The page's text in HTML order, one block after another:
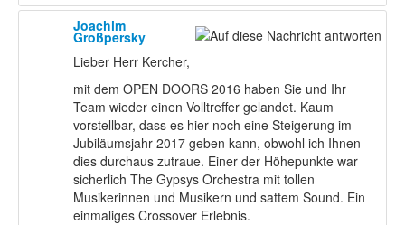
Joachim
Großpersky
Lieber Herr Kercher,
mit dem OPEN DOORS 2016 haben Sie und Ihr
Team wieder einen Volltreffer gelandet. Kaum
vorstellbar, dass es hier noch eine Steigerung im
Jubiläumsjahr 2017 geben kann, obwohl ich Ihnen
dies durchaus zutraue. Einer der Höhepunkte war
sicherlich The Gypsys Orchestra mit tollen
Musikerinnen und Musikern und sattem Sound. Ein
einmaliges Crossover Erlebnis.